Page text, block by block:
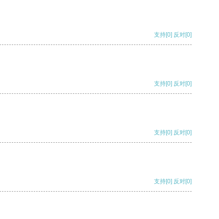
支持[0] 反对[0]
支持[0] 反对[0]
支持[0] 反对[0]
支持[0] 反对[0]